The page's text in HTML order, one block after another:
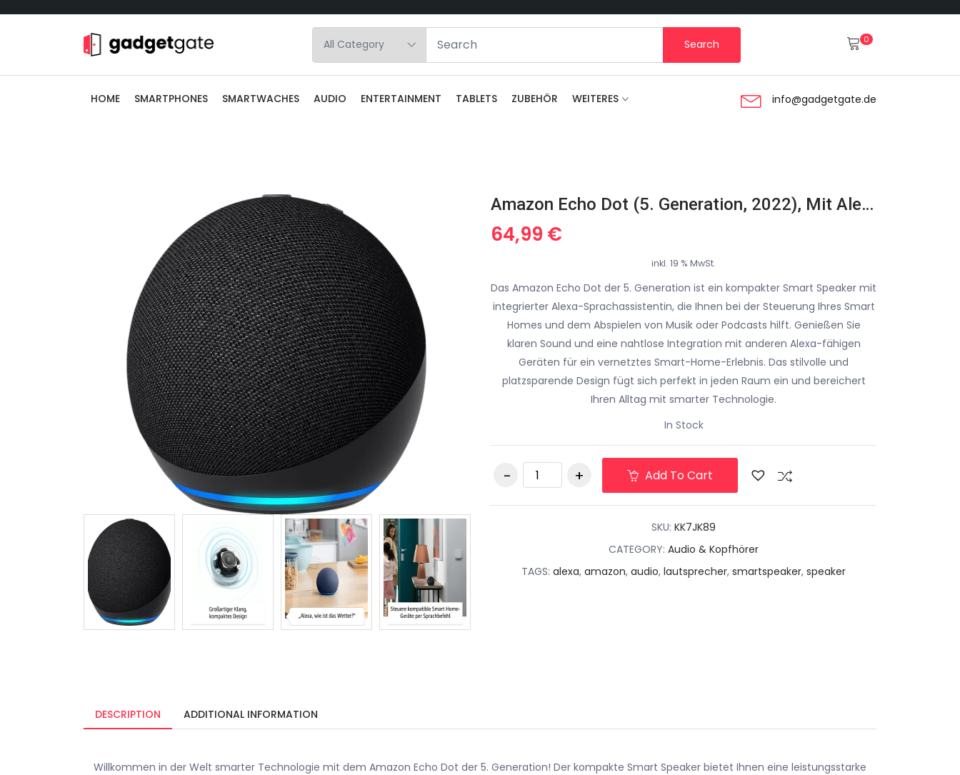
Search 0
HOME SMARTPHONES SMARTWACHES AUDIO ENTERTAINMENT TABLETS ZUBEHÖR WEITERES info@gadgetgate.de
Amazon Echo Dot (5. Generation, 2022), Mit Alexa, Smart Speaker
64,99 €
inkl. 19 % MwSt.
Das Amazon Echo Dot der 5. Generation ist ein kompakter Smart Speaker mit
integrierter Alexa-Sprachassistentin, die Ihnen bei der Steuerung Ihres Smart
Homes und dem Abspielen von Musik oder Podcasts hilft. Genießen Sie
klaren Sound und eine nahtlose Integration mit anderen Alexa-fähigen
Geräten für ein vernetztes Smart-Home-Erlebnis. Das stilvolle und
platzsparende Design fügt sich perfekt in jeden Raum ein und bereichert
Ihren Alltag mit smarter Technologie.
In Stock
Amazon Echo Dot
(5. Generation,
2022), mit Alexa,
Add To Cart
SKU: KK7JK89
CATEGORY: Audio & Kopfhörer
TAGS: alexa, amazon, audio, lautsprecher, smartspeaker, speaker
DESCRIPTION ADDITIONAL INFORMATION
Willkommen in der Welt smarter Technologie mit dem Amazon Echo Dot der 5. Generation! Der kompakte Smart Speaker bietet Ihnen eine leistungsstarke